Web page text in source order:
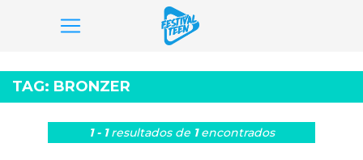
para
o
conteúdo
TAG: BRONZER
1 - 1resultados de 1encontrados